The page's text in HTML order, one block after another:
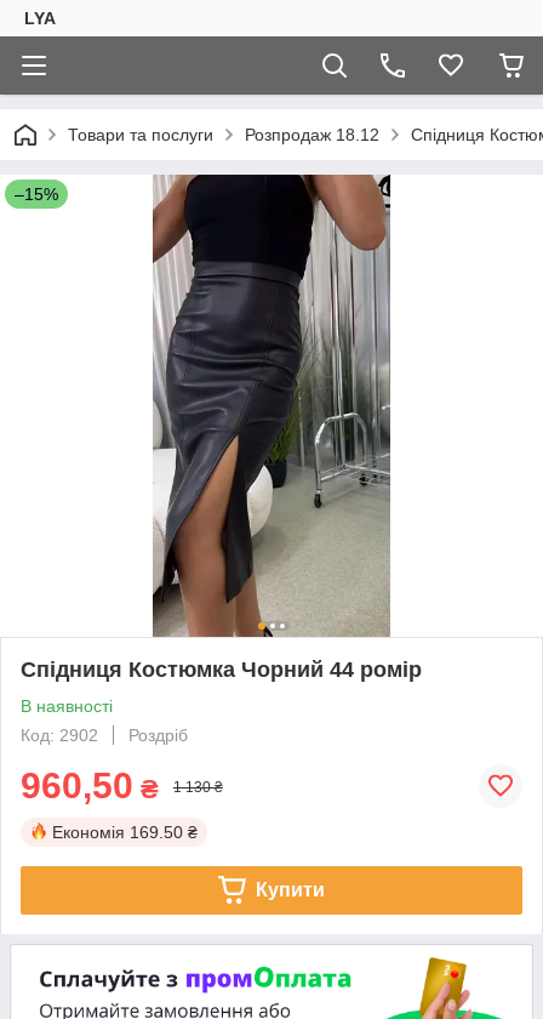
LYA
Товари та послуги Розпродаж 18.12 Спідниця
–15%
Спідниця Костюмка Чорний 44 ромір
В наявності
Код: 2902
Роздріб
960,50 ₴ 1 130 ₴
Економія 169.50 ₴
Купити